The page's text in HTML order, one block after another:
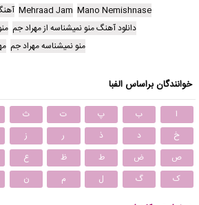
Mano Nemishnase
Mehraad Jam
دانلود آهنگ منو نمیشناسه از مهراد جم
منو نمیشناسه مهراد جم
خوانندگان براساس الفبا
ا ب پ ت ث
خ
د ذ ر ز
ص
ض ط ظ ع
ک
گ ل م ن